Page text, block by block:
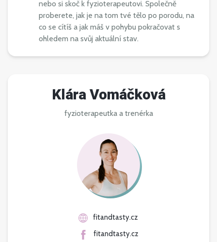
nebo si skoč k fyzioterapeutovi. Společně
proberete, jak je na tom tvé tělo po porodu, na
co se cítíš a jak máš v pohybu pokračovat s
ohledem na svůj aktuální stav.
Klára Vomáčková
fyzioterapeutka a trenérka
fitandtasty.cz
fitandtasty.cz